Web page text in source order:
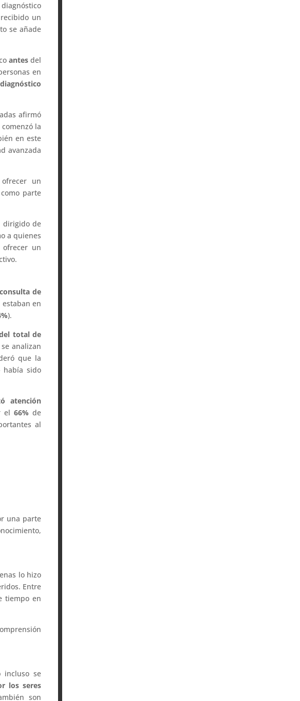
un
se añade
antes del
en
afirmó
comenzó la
en este
avanzada
un
como parte
dirigido de
a quienes
un
de
en
).
total de
analizan
que la
había sido
atención
el66% de
al
una parte
lo hizo
Entre
tiempo en
incluso se
los seres
son